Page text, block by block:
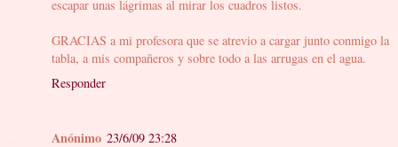
escapar unas lágrimas al mirar los cuadros listos.
GRACIAS a mi profesora que se atrevio a cargar junto conmigo la
tabla, a mis compañeros y sobre todo a las arrugas en el agua.
Responder
Anónimo 23/6/09 23:28